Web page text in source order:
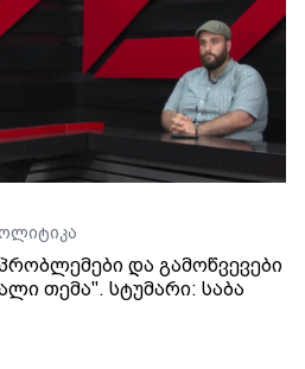
და გამოწვევები
თემა". სტუმარი: საბა